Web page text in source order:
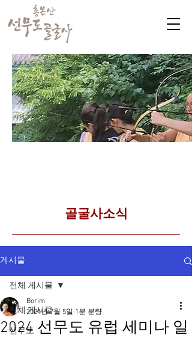
​골굴사소식
게시물
전체 게시물
선무도
전체 게시물
2024 선무도 유럽 세미나 일
Borim
2024년 7월 5일 1분 분량